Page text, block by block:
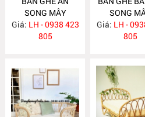
SONG MÂY
MA726
Giá: LH - 0938 423
805
SONG
MA725
Giá: LH -
805